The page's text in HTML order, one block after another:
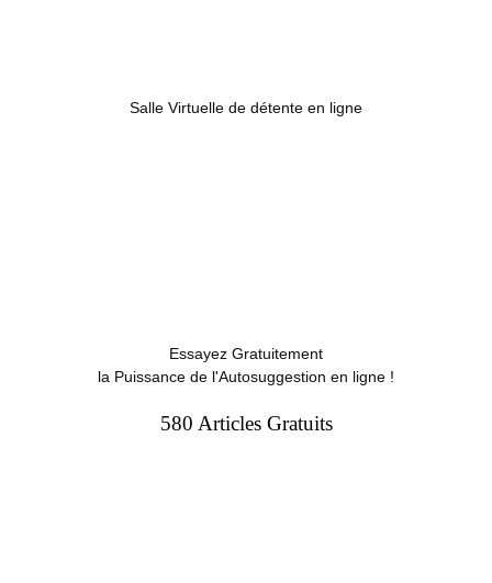
Salle Virtuelle de détente en ligne
Essayez Gratuitement
la Puissance de l'Autosuggestion en ligne !
580 Articles Gratuits